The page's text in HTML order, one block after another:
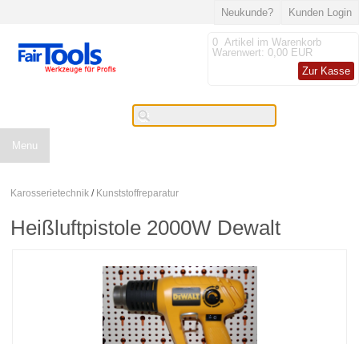
Kunden Login
Neukunde?
0 Artikel im Warenkorb
Warenwert: 0,00 EUR
Zur Kasse
Menu
Karosserietechnik / Kunststoffreparatur
Heißluftpistole 2000W Dewalt